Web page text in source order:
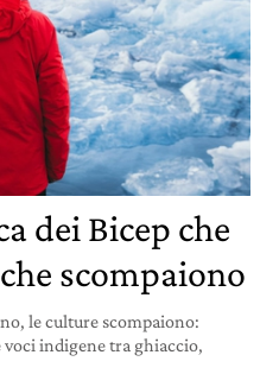
dei Bicep che
scompaiono
le culture scompaiono:
indigene tra ghiaccio,